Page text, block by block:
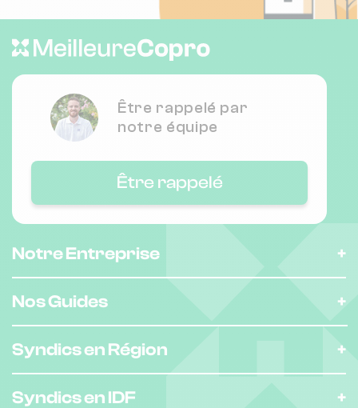
Être rappelé par
notre équipe
Être rappelé
Notre Entreprise
Nos Guides
Syndics en Région
Syndics en IDF